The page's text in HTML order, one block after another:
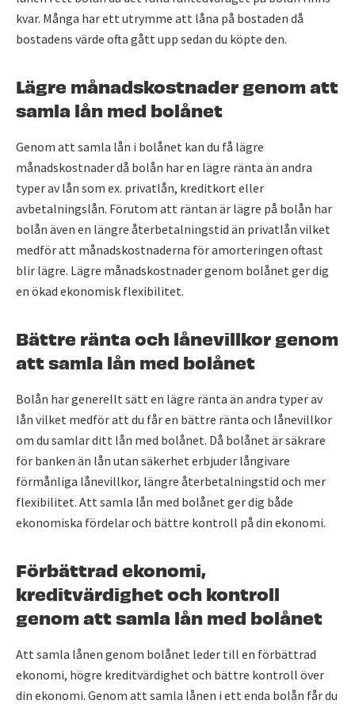
kvar. Många har ett utrymme att låna på bostaden då
bostadens värde ofta gått upp sedan du köpte den.
Lägre månadskostnader genom att
samla lån med bolånet
Genom att samla lån i bolånet kan du få lägre
månadskostnader då bolån har en lägre ränta än andra
typer av lån som ex. privatlån, kreditkort eller
avbetalningslån. Förutom att räntan är lägre på bolån har
bolån även en längre återbetalningstid än privatlån vilket
medför att månadskostnaderna för amorteringen oftast
blir lägre. Lägre månadskostnader genom bolånet ger dig
en ökad ekonomisk flexibilitet.
Bättre ränta och lånevillkor genom
att samla lån med bolånet
Bolån har generellt sätt en lägre ränta än andra typer av
lån vilket medför att du får en bättre ränta och lånevillkor
om du samlar ditt lån med bolånet. Då bolånet är säkrare
för banken än lån utan säkerhet erbjuder långivare
förmånliga lånevillkor, längre återbetalningstid och mer
flexibilitet. Att samla lån med bolånet ger dig både
ekonomiska fördelar och bättre kontroll på din ekonomi.
Förbättrad ekonomi,
kreditvärdighet och kontroll
genom att samla lån med bolånet
Att samla lånen genom bolånet leder till en förbättrad
ekonomi, högre kreditvärdighet och bättre kontroll över
din ekonomi. Genom att samla lånen i ett enda bolån får du